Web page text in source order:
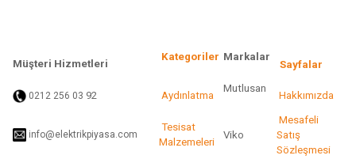
Müşteri Hizmetleri
Kategoriler Markalar
Sayfalar
0212 256 03 92 Aydınlatma
Mutlusan
Hakkımızda
info@elektrikpiyasa.com
Tesisat
Malzemeleri
Viko
Mesafeli
Satış
Sözleşmesi